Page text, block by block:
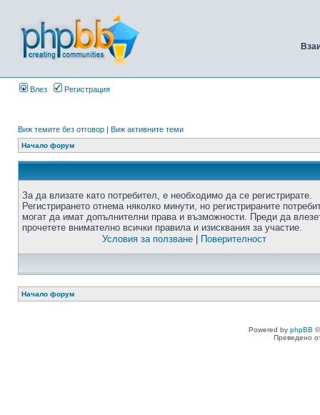
Влез Регистрация
Виж темите без отговор | Виж активните теми
Начало форум
За да влизате като потребител, е необходимо да се регистрирате.
Регистрирането отнема няколко минути, но регистрираните
могат да имат допълнителни права и възможности. Преди да
прочетете внимателно всички правила и изисквания за участие.
Условия за ползване| Поверителност
Начало форум
Powered by phpBB
Преведено